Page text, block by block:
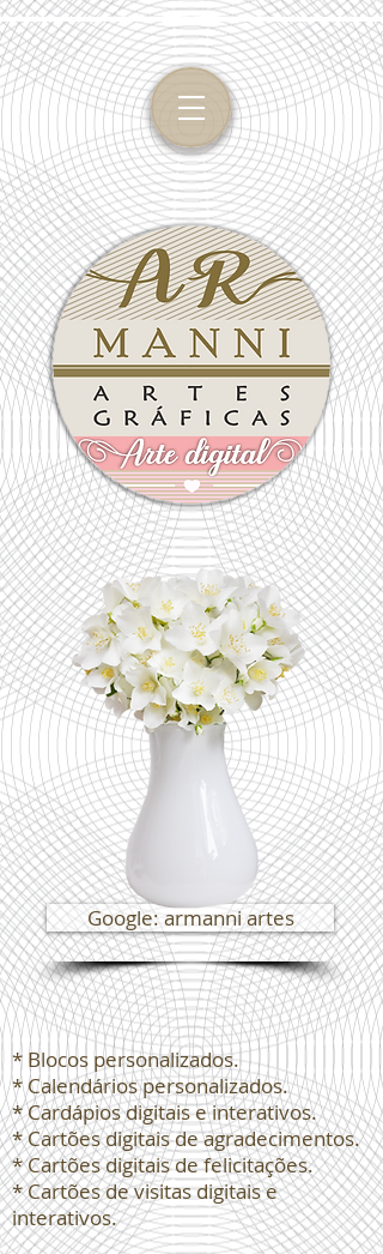
Google: armanni artes
* Blocos personalizados.
* Calendários personalizados.
* Cardápios digitais e interativos.
* Cartões digitais de agradecimentos.
* Cartões digitais de felicitações.
* Cartões de visitas digitais e
interativos.